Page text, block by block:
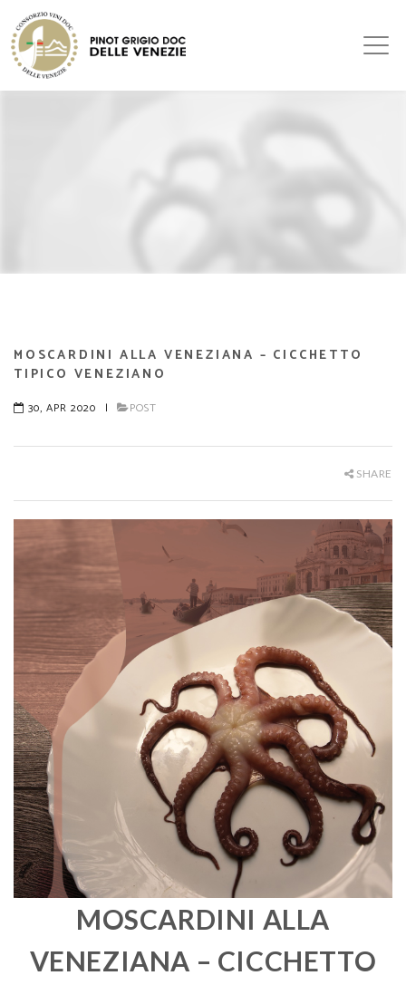
MOSCARDINI ALLA VENEZIANA – CICCHETTO
TIPICO VENEZIANO
30, APR 2020 | POST
SHARE
MOSCARDINI ALLA
VENEZIANA – CICCHETTO